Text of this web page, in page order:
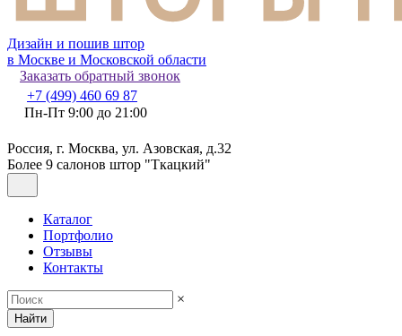
Дизайн и пошив штор
в Москве и Московской области
Заказать обратный звонок
+7 (499) 460 69 87
Пн-Пт 9:00 до 21:00
Россия, г. Москва, ул. Азовская, д.32
Более 9 салонов штор "Ткацкий"
Каталог
Портфолио
Отзывы
Контакты
×
Найти